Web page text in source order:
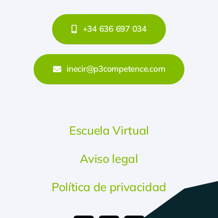
+34 636 697 034
inecir@p3competence.com
Escuela Virtual
Aviso legal
Política de privacidad